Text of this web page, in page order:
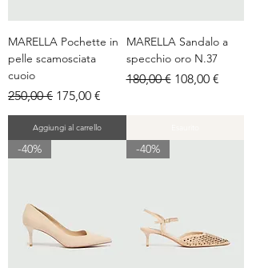
MARELLA Pochette in
pelle scamosciata
cuoio
Prezzo regolare
250,00 € Prezzo scontato
175,00 €
Aggiungi al carrello
MARELLA Sandalo a
specchio oro N.37
Prezzo regolare
180,00 € Prezzo scontato
108,00 €
-40% -40%